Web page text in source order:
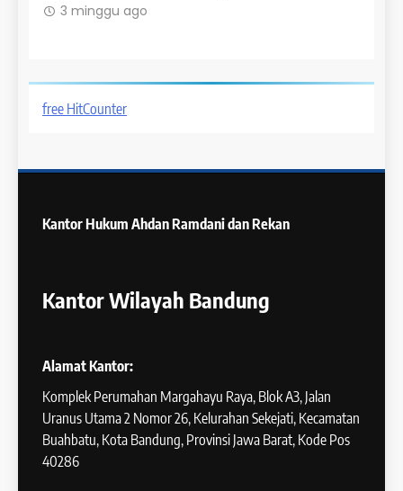
3 minggu ago
free HitCounter
Kantor Hukum Ahdan Ramdani dan Rekan
Kantor Wilayah Bandung
Alamat Kantor:
Komplek Perumahan Margahayu Raya, Blok A3, Jalan
Uranus Utama 2 Nomor 26, Kelurahan Sekejati, Kecamatan
Buahbatu, Kota Bandung, Provinsi Jawa Barat, Kode Pos
40286